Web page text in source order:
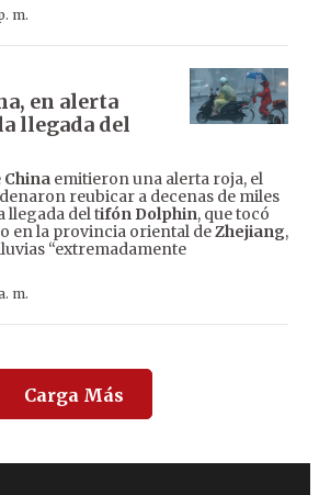
m.
en alerta
llegada del
China emitieron una alerta roja, el
reubicar a decenas de miles
llegada del tifón Dolphin, que tocó
en la provincia oriental deZhejiang,
“extremadamente
m.
Carga Más